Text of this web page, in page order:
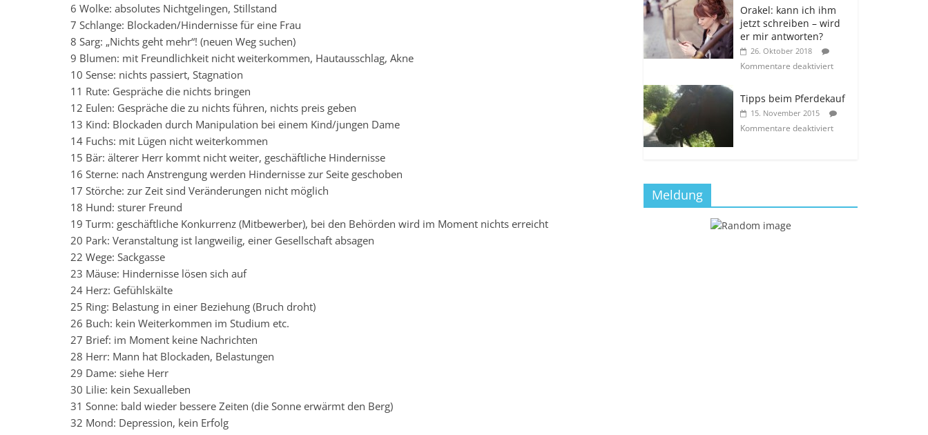
6 Wolke: absolutes Nichtgelingen, Stillstand
7 Schlange: Blockaden/Hindernisse für eine Frau
8 Sarg: „Nichts geht mehr“! (neuen Weg suchen)
9 Blumen: mit Freundlichkeit nicht weiterkommen, Hautausschlag, Akne
10 Sense: nichts passiert, Stagnation
11 Rute: Gespräche die nichts bringen
12 Eulen: Gespräche die zu nichts führen, nichts preis geben
13 Kind: Blockaden durch Manipulation bei einem Kind/jungen Dame
14 Fuchs: mit Lügen nicht weiterkommen
15 Bär: älterer Herr kommt nicht weiter, geschäftliche Hindernisse
16 Sterne: nach Anstrengung werden Hindernisse zur Seite geschoben
17 Störche: zur Zeit sind Veränderungen nicht möglich
18 Hund: sturer Freund
19 Turm: geschäftliche Konkurrenz (Mitbewerber), bei den Behörden wird im Moment nichts erreicht
20 Park: Veranstaltung ist langweilig, einer Gesellschaft absagen
22 Wege: Sackgasse
23 Mäuse: Hindernisse lösen sich auf
24 Herz: Gefühlskälte
25 Ring: Belastung in einer Beziehung (Bruch droht)
26 Buch: kein Weiterkommen im Studium etc.
27 Brief: im Moment keine Nachrichten
28 Herr: Mann hat Blockaden, Belastungen
29 Dame: siehe Herr
30 Lilie: kein Sexualleben
31 Sonne: bald wieder bessere Zeiten (die Sonne erwärmt den Berg)
32 Mond: Depression, kein Erfolg
Orakel: kann ich ihm
jetzt schreiben – wird
er mir antworten?
26. Oktober 2018
Kommentare deaktiviert
Tipps beim Pferdekauf
15. November 2015
Kommentare deaktiviert
Meldung